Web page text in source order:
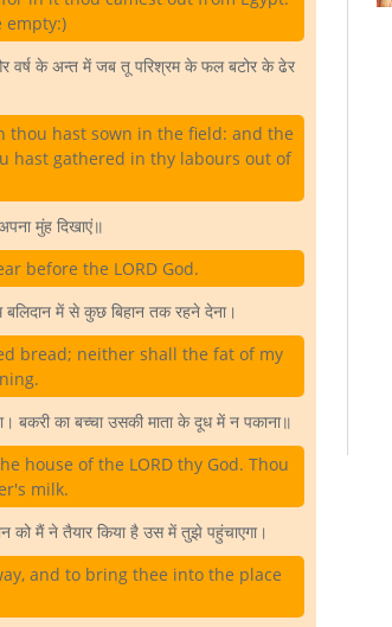
empty:)
वर्ष के अन्त में जब तू परिश्रम के फल बटोर के ढेर
thou hast sown in the field: and the
hast gathered in thy labours out of
मुंह दिखाएं॥
before the LORD God.
बलिदान में से कुछ बिहान तक रहने देना।
bread; neither shall the fat of my
बकरी का बच्चा उसकी माता के दूध में न पकाना॥
house of the LORD thy God. Thou
milk.
को मैं ने तैयार किया है उस में तुझे पहुंचाएगा।
and to bring thee into the place